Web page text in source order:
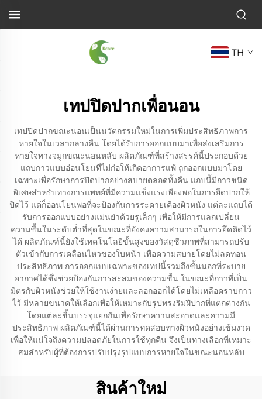
TH
เทปปิดปากเพื่อนอน
เทปปิดปากขณะนอนเป็นนวัตกรรมใหม่ในการเพิ่มประสิทธิภาพการ
หายใจในเวลากลางคืน โดยได้รับการออกแบบมาเพื่อส่งเสริมการ
หายใจทางจมูกขณะนอนหลับ ผลิตภัณฑ์ที่สร้างสรรค์นี้ประกอบด้วย
แถบกาวแบบอ่อนโยนที่ไม่ก่อให้เกิดอาการแพ้ ถูกออกแบบมาโดย
เฉพาะเพื่อรักษาการปิดปากอย่างสบายตลอดทั้งคืน แถบนี้มีกาวชนิด
พิเศษสำหรับทางการแพทย์ที่มีความแข็งแรงเพียงพอในการยึดปากให้
ปิดไว้ แต่ก็อ่อนโยนพอที่จะป้องกันการระคายเคืองผิวหนัง แต่ละแถบได้
รับการออกแบบอย่างแม่นยำด้วยรูเล็กๆ เพื่อให้มีการแลกเปลี่ยน
ความชื้นในระดับต่ำที่สุดในขณะที่ยังคงความสามารถในการยึดติดไว้
ได้ ผลิตภัณฑ์นี้ยังใช้เทคโนโลยีขั้นสูงของวัสดุชีวภาพที่สามารถปรับ
ตัวเข้ากับการเคลื่อนไหวของใบหน้า เพื่อความสบายโดยไม่ลดทอน
ประสิทธิภาพ การออกแบบเฉพาะของเทปนี้รวมถึงชั้นนอกที่ระบาย
อากาศได้ซึ่งช่วยป้องกันการสะสมของความชื้น ในขณะที่กาวที่เป็น
มิตรกับผิวหนังช่วยให้ใช้งานง่ายและลอกออกได้โดยไม่เหลือคราบกาว
ไว้ มีหลายขนาดให้เลือกเพื่อให้เหมาะกับรูปทรงริมฝีปากที่แตกต่างกัน
โดยแต่ละชิ้นบรรจุแยกกันเพื่อรักษาความสะอาดและความมี
ประสิทธิภาพ ผลิตภัณฑ์นี้ได้ผ่านการทดสอบทางผิวหนังอย่างเข้มงวด
เพื่อให้แน่ใจถึงความปลอดภัยในการใช้ทุกคืน จึงเป็นทางเลือกที่เหมาะ
สมสำหรับผู้ที่ต้องการปรับปรุงรูปแบบการหายใจในขณะนอนหลับ
สินค้าใหม่